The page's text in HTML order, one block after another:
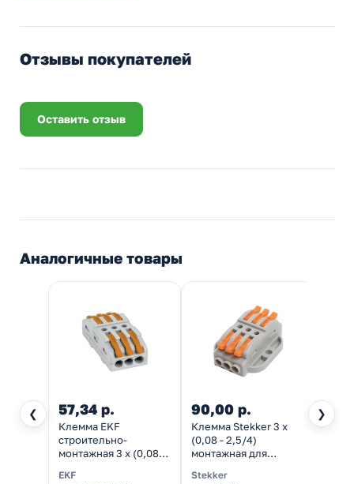
Отзывы покупателей
Оставить отзыв
Аналогичные товары
❮ ❯
57,34 р.
Клемма EKF
строительно-
монтажная 3 х (0,08-
222-423 [уп. 25шт]
EKF
90,00 р.
Клемма Stekker 3 х
(0,08 - 2,5/4)
монтажная для
LD222-430 [уп. 40шт]
Stekker